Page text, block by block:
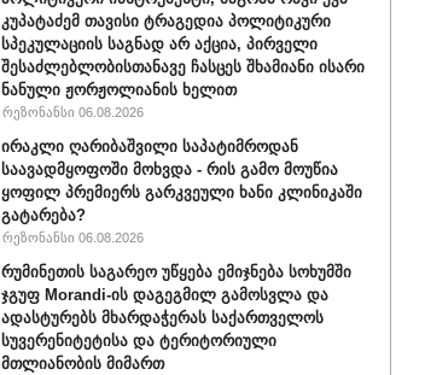
კუპატაძემ თავისი ტრაგედია პოლიტიკური
სპეკულაციის საგნად არ აქცია, პირველი
შესაძლებლობისთანავე ჩასცეს შხამიანი ისარი
ნანული ჟორჟოლიანის ხელით
რეზონანსი 06.08.2026
ირაკლი ღარიბაშვილი საპატიმროდან
საავადმყოფოში მოხვდა - რის გამო მოუწია
ყოფილ პრემიერს გარკვეული ხანი კლინიკაში
გატარება?
რეზონანსი 06.08.2026
რუმინეთის საგარეო უწყება ემიჯნება სოხუმში
ჯგუფ Morandi-ის დაგეგმილ გამოსვლა და
ადასტურებს მხარდაჭერას საქართველოს
სუვერენიტეტისა და ტერიტორიული
მთლიანობის მიმართ